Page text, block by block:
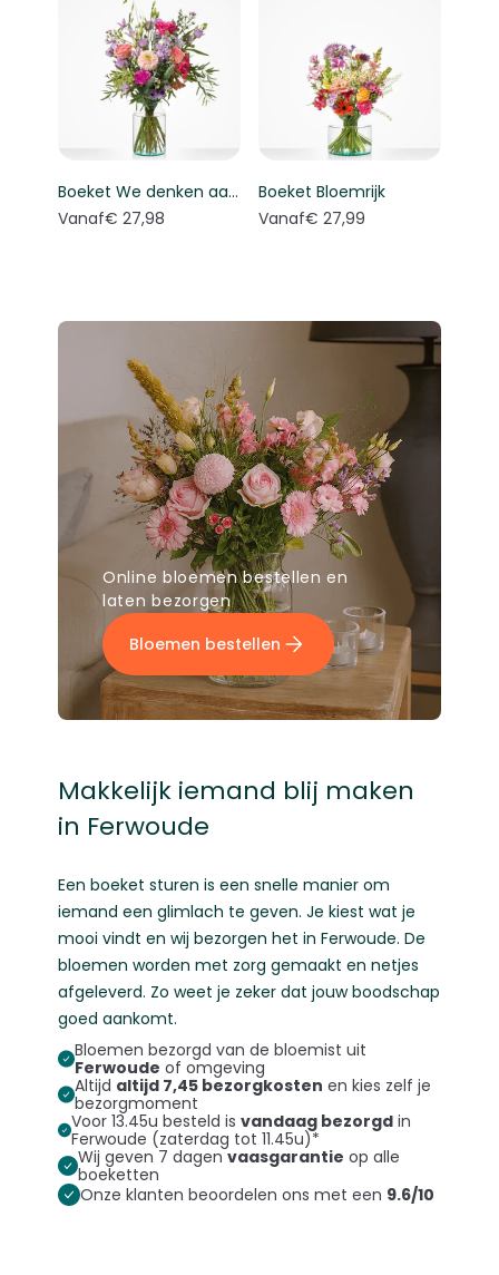
Boeket We denken aan je
Vanaf€ 27,98
Boeket Bloemrijk
Vanaf€ 27,99
Online bloemen bestellen en
laten bezorgen
Bloemen bestellen
Makkelijk iemand blij maken
in Ferwoude
Een boeket sturen is een snelle manier om
iemand een glimlach te geven. Je kiest wat je
mooi vindt en wij bezorgen het in Ferwoude. De
bloemen worden met zorg gemaakt en netjes
afgeleverd. Zo weet je zeker dat jouw boodschap
goed aankomt.
Bloemen bezorgd van de bloemist uit
Ferwoude of omgeving
Altijd altijd 7,45 bezorgkosten en kies zelf je
bezorgmoment
Voor 13.45u besteld isvandaag bezorgd in
Ferwoude (zaterdag tot 11.45u)*
Wij geven 7 dagen vaasgarantie op alle
boeketten
Onze klanten beoordelen ons met een 9.6/10